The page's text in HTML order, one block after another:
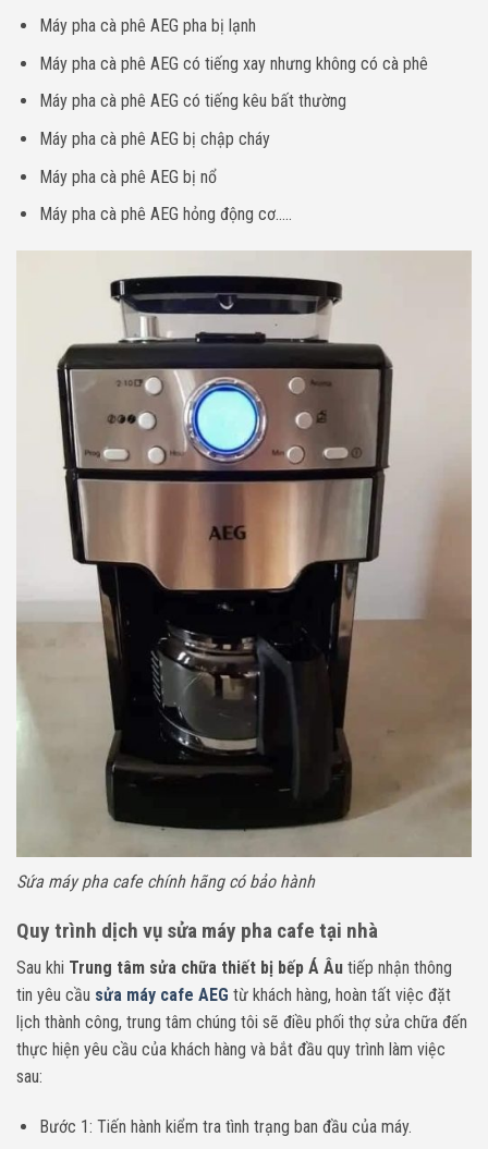
Máy pha cà phê AEG pha bị lạnh
Máy pha cà phê AEG có tiếng xay nhưng không có cà phê
Máy pha cà phê AEG có tiếng kêu bất thường
Máy pha cà phê AEG bị chập cháy
Máy pha cà phê AEG bị nổ
Máy pha cà phê AEG hỏng động cơ…..
Sứa máy pha cafe chính hãng có bảo hành
Quy trình dịch vụ sửa máy pha cafe tại nhà
Sau khi Trung tâm sửa chữa thiết bị bếp Á Âu tiếp nhận thông
tin yêu cầu sửa máy cafe AEG từ khách hàng, hoàn tất việc đặt
lịch thành công, trung tâm chúng tôi sẽ điều phối thợ sửa chữa đến
thực hiện yêu cầu của khách hàng và bắt đầu quy trình làm việc
sau:
Bước 1: Tiến hành kiểm tra tình trạng ban đầu của máy.